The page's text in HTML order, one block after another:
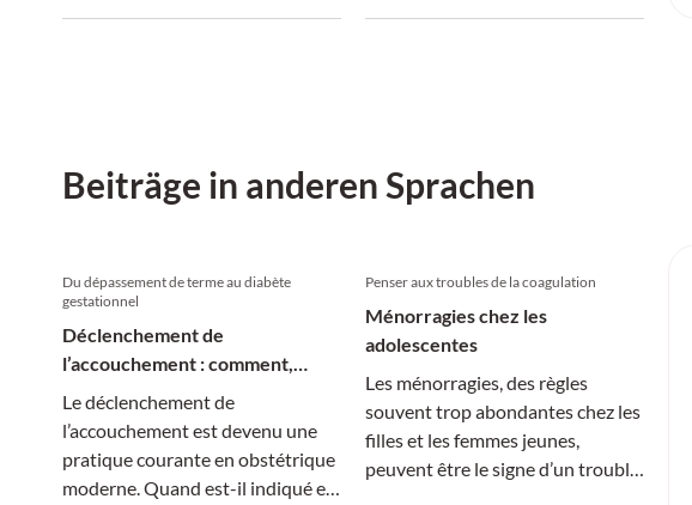
Beiträge in anderen Sprachen
Du dépassement de terme au diabète
gestationnel
Déclenchement de
l’accouchement : comment,
quand, pourquoi ?
Le déclenchement de
l’accouchement est devenu une
pratique courante en obstétrique
moderne. Quand est-il indiqué et
Penser aux troubles de la coagulation
Ménorragies chez les
adolescentes
Les ménorragies, des règles
souvent trop abondantes chez les
filles et les femmes jeunes,
peuvent être le signe d’un trouble